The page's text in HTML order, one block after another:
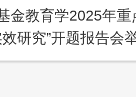
金教育学2025年
研究”开题报告会